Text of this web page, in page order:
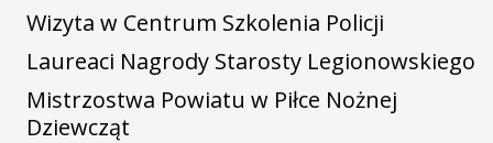
Wizyta w Centrum Szkolenia Policji
Laureaci Nagrody Starosty Legionowskiego
Mistrzostwa Powiatu w Piłce Nożnej
Dziewcząt